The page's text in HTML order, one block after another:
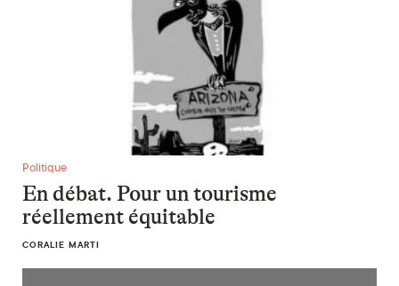
En débat. Pour un tourisme réellement équitable
Politique
En débat. Pour un tourisme
réellement équitable
CORALIE MARTI